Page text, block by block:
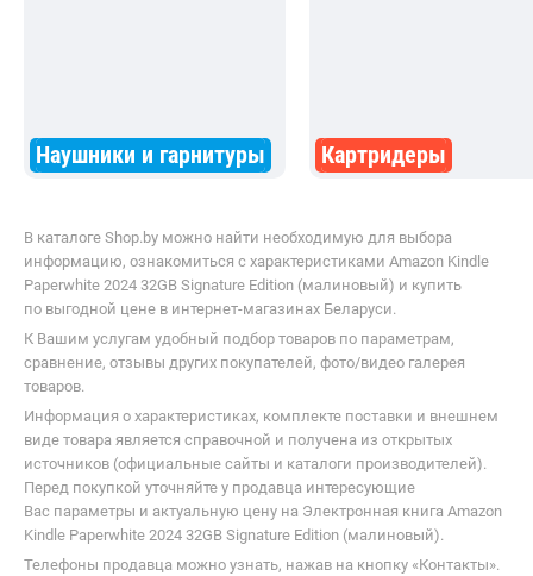
Наушники и гарнитуры Картридеры
В каталоге Shop.by можно найти необходимую для выбора
информацию, ознакомиться с характеристиками Amazon Kindle
Paperwhite 2024 32GB Signature Edition (малиновый) и купить
по выгодной цене в интернет-магазинах Беларуси.
К Вашим услугам удобный подбор товаров по параметрам,
сравнение, отзывы других покупателей, фото/видео галерея
товаров.
Информация о характеристиках, комплекте поставки и внешнем
виде товара является справочной и получена из открытых
источников (официальные сайты и каталоги производителей).
Перед покупкой уточняйте у продавца интересующие
Вас параметры и актуальную цену на Электронная книга Amazon
Kindle Paperwhite 2024 32GB Signature Edition (малиновый).
Телефоны продавца можно узнать, нажав на кнопку «Контакты».